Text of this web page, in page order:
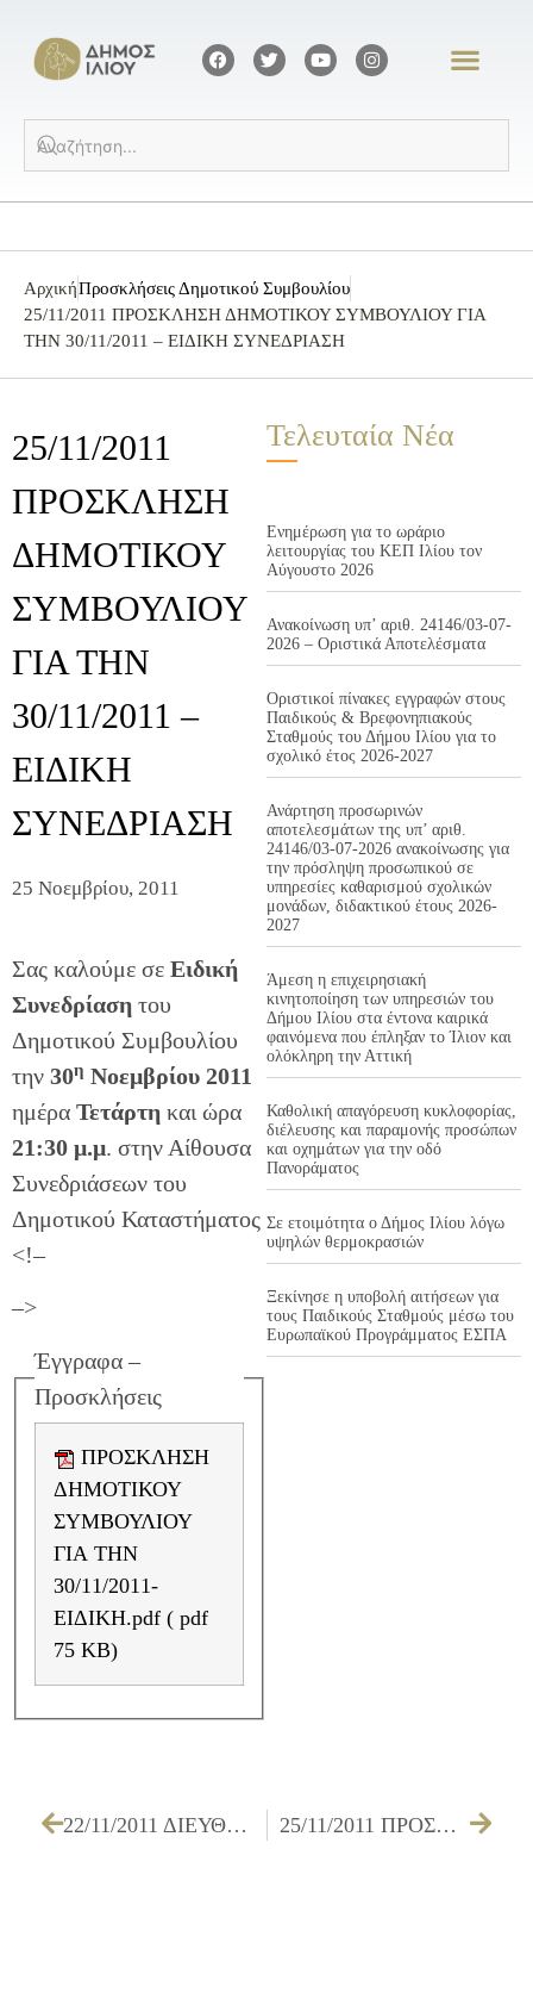
ΑρχικήΠροσκλήσεις Δημοτικού Συμβουλίου
25/11/2011 ΠΡΟΣΚΛΗΣΗ ΔΗΜΟΤΙΚΟΥ ΣΥΜΒΟΥΛΙΟΥ ΓΙΑ
ΤΗΝ 30/11/2011 – ΕΙΔΙΚΗ ΣΥΝΕΔΡΙΑΣΗ
25/11/2011
ΠΡΟΣΚΛΗΣΗ
ΔΗΜΟΤΙΚΟΥ
ΣΥΜΒΟΥΛΙΟΥ
ΓΙΑ ΤΗΝ
30/11/2011 –
ΕΙΔΙΚΗ
ΣΥΝΕΔΡΙΑΣΗ
25 Νοεμβρίου, 2011
Σας καλούμε σε Ειδική
Συνεδρίαση του
Δημοτικού Συμβουλίου
την 30η Νοεμβρίου 2011
ημέρα Τετάρτη και ώρα
21:30 μ.μ. στην Αίθουσα
Συνεδριάσεων του
Δημοτικού Καταστήματος
<!–
–>
Έγγραφα –
Προσκλήσεις
ΔΗΜΟΤΙΚΟΥ
ΣΥΜΒΟΥΛΙΟΥ
ΓΙΑ ΤΗΝ
30/11/2011-
ΕΙΔΙΚΗ.pdf ( pdf
75 KB)
Τελευταία Νέα
Ενημέρωση για το ωράριο
λειτουργίας του ΚΕΠ Ιλίου τον
Αύγουστο 2026
Ανακοίνωση υπ’ αριθ. 24146/03-07-
2026 – Οριστικά Αποτελέσματα
Οριστικοί πίνακες εγγραφών στους
Παιδικούς & Βρεφονηπιακούς
Σταθμούς του Δήμου Ιλίου για το
σχολικό έτος 2026-2027
Ανάρτηση προσωρινών
αποτελεσμάτων της υπ’ αριθ.
24146/03-07-2026 ανακοίνωσης για
την πρόσληψη προσωπικού σε
υπηρεσίες καθαρισμού σχολικών
μονάδων, διδακτικού έτους 2026-
2027
Άμεση η επιχειρησιακή
κινητοποίηση των υπηρεσιών του
Δήμου Ιλίου στα έντονα καιρικά
φαινόμενα που έπληξαν το Ίλιον και
ολόκληρη την Αττική
Καθολική απαγόρευση κυκλοφορίας,
διέλευσης και παραμονής προσώπων
και οχημάτων για την οδό
Πανοράματος
Σε ετοιμότητα ο Δήμος Ιλίου λόγω
υψηλών θερμοκρασιών
Ξεκίνησε η υποβολή αιτήσεων για
τους Παιδικούς Σταθμούς μέσω του
Ευρωπαϊκού Προγράμματος ΕΣΠΑ
22/11/2011 ΔΙΕΥΘΕΤΗΣΗ ΡΕΜΑΤΟΣ ΕΣΧΑΤΙΑΣ 25/11/2011 ΠΡΟΣΚΛΗΣΗ ΔΗΜΟΤΙΚΟΥ ΣΥΜΒΟΥΛΙΟΥ ΓΙΑ ΤΗΝ 30/11/2011